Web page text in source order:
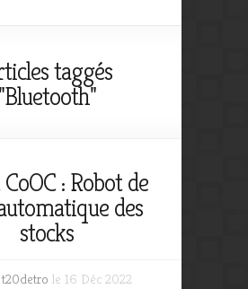
taggés
"Bluetooth"
: Robot de
des
stocks
t20detro le 16 Déc 2022